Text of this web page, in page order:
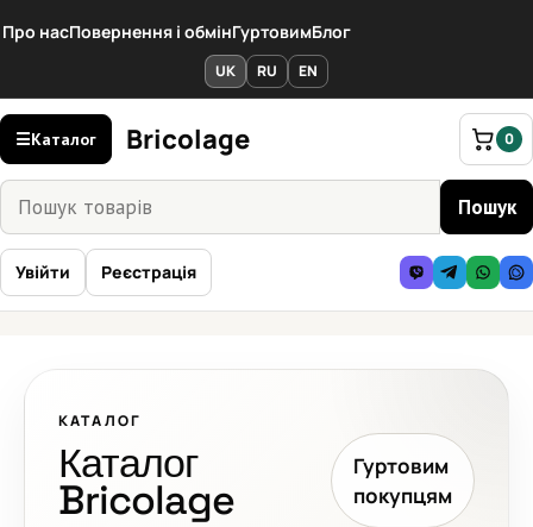
до
Про насПовернення і обмінГуртовимБлог
UK RU EN
☰Каталог Bricolage
Пошук
товарів
Пошук
Увійти Реєстрація
0
КАТАЛОГ
Каталог
Bricolage
Гуртовим
покупцям